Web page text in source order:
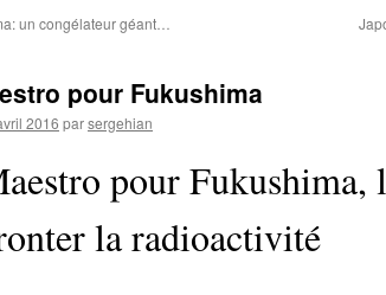
un congélateur géant…
pour Fukushima
2016 parsergehian
pour Fukushima,
la radioactivité